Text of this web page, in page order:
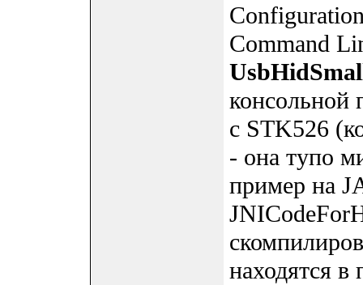
Command
консольной
с STK526
- она тупо
пример на
находятся в